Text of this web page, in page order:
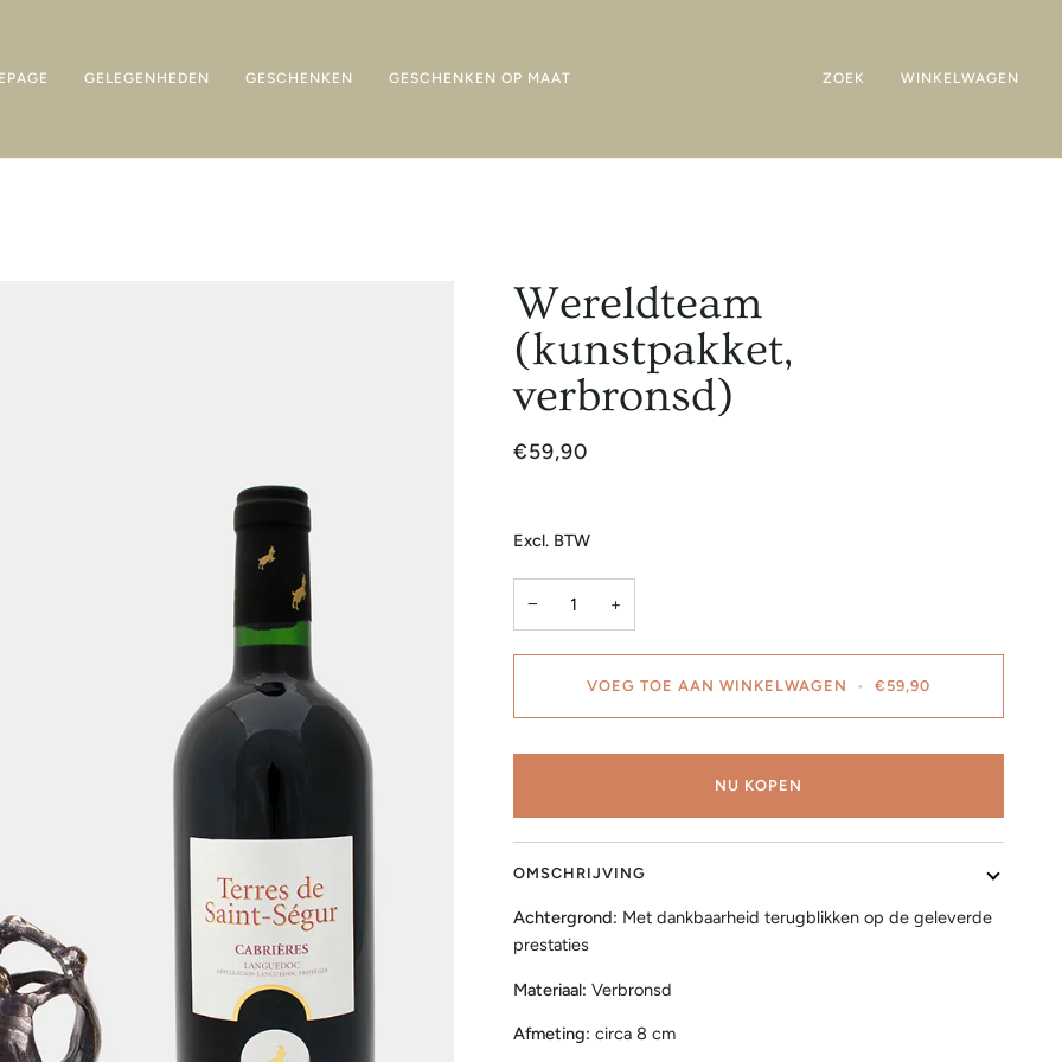
GELEGENHEDEN GESCHENKEN GESCHENKEN OP MAAT ZOEK WINKELWAGEN
Wereldteam
(kunstpakket,
verbronsd)
€59,90
Excl. BTW
− +
VOEG TOE AAN WINKELWAGEN • €59,90
NU KOPEN
OMSCHRIJVING
Achtergrond: Met dankbaarheid terugblikken op de geleverde
prestaties
Materiaal: Verbronsd
Afmeting: circa 8 cm